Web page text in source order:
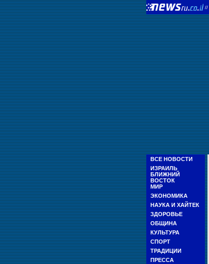
//
ВСЕ НОВОСТИ
ИЗРАИЛЬ
БЛИЖНИЙ
ВОСТОК
МИР
ЭКОНОМИКА
НАУКА И ХАЙТЕК
ЗДОРОВЬЕ
ОБЩИНА
КУЛЬТУРА
СПОРТ
ТРАДИЦИИ
ПРЕССА